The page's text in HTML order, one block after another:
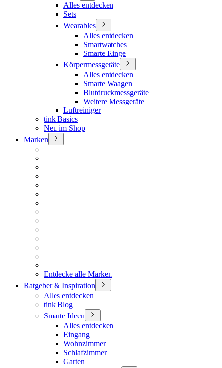
Alles entdecken
Sets
Wearables
Alles entdecken
Smartwatches
Smarte Ringe
Körpermessgeräte
Alles entdecken
Smarte Waagen
Blutdruckmessgeräte
Weitere Messgeräte
Luftreiniger
tink Basics
Neu im Shop
Marken
Entdecke alle Marken
Ratgeber & Inspiration
Alles entdecken
tink Blog
Smarte Ideen
Alles entdecken
Eingang
Wohnzimmer
Schlafzimmer
Garten